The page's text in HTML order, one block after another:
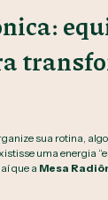
sua rotina,
uma energia
que a Mesa